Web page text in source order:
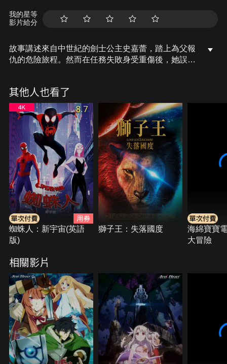
我的星等
影片給分
故事講述來自中世紀的劍士公主史嘉蕾，踏上為父報
仇的危險旅程。然而在任務失敗身受重傷後，她誤入
吞噬的未來。當她再次面對殺父仇人時，史嘉蕾將迎
來最艱鉅的戰鬥：她是否能打破仇恨的循環，找到復
仇之外的人生意義？
其他人也看了
8.7
蜘蛛人：新宇宙(英語
版)
獅子王：失落國度
海綿寶寶
大冒險
相關影片